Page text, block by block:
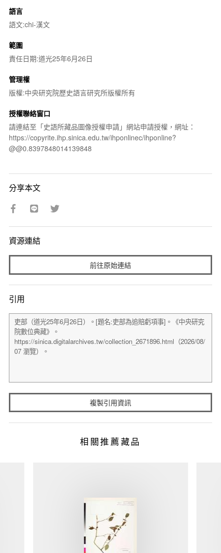
語言
語文:chi-漢文
範圍
責任日期:道光25年6月26日
管理權
版權:中央研究院歷史語言研究所版權所有
授權聯絡窗口
請連結至「史語所藏品圖像授權申請」網站申請授權，網址：
https://copyrite.ihp.sinica.edu.tw/ihponlinec/ihponline?
@@0.8397848014139848
分享本文
資源連結
前往原始連結
引用
複製引用資訊
相關推薦藏品